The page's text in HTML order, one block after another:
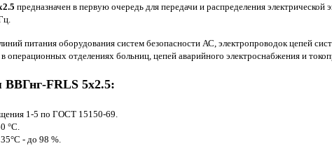
предназначен в первую очередь для передачи и распределения
питания оборудования систем безопасности АС, электропроводок цепей
операционных отделениях больниц, цепей аварийного электроснабжения и
ВВГнг-FRLS 5х2.5:
1-5 по ГОСТ 15150-69.
°С.
- до 98 %.